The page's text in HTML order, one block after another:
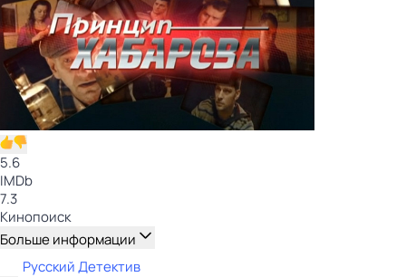
5.6
IMDb
7.3
Кинопоиск
Больше информации
Русский Детектив